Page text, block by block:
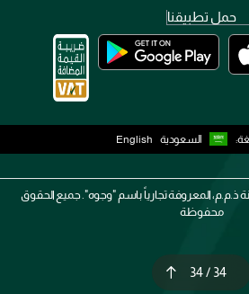
34 / 34
حمل تطبيقنا
السعودية English
المعروفة تجارياً باسم "وجوه". جميع الحقوق
محفوظة